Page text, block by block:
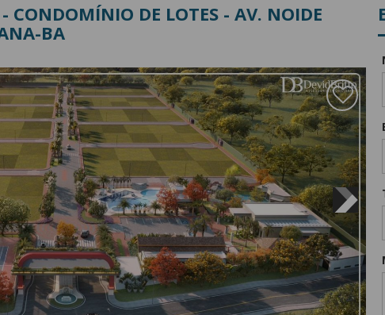
CONDOMÍNIO DE LOTES - AV. NOIDE
BA
Enviar